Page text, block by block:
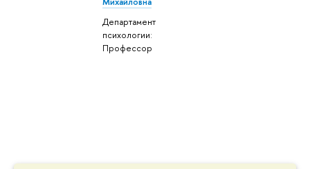
Департамент
психологии:
Профессор